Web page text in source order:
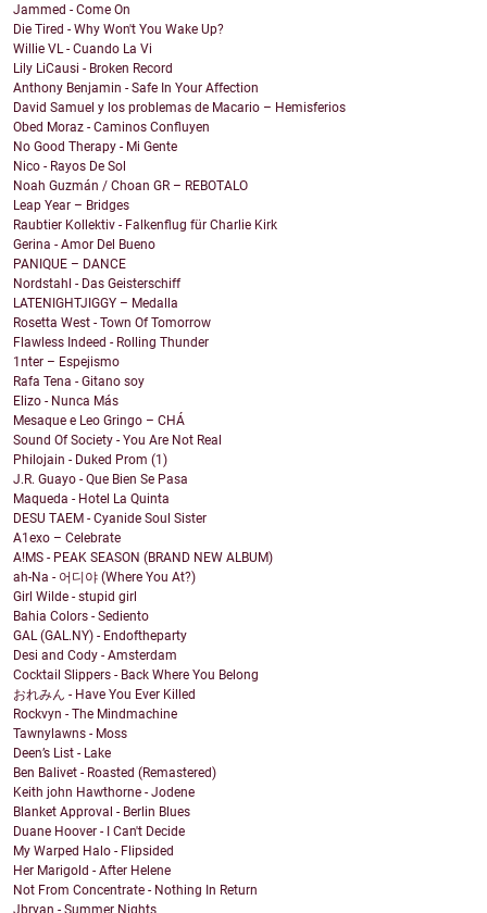
Jammed - Come On
Die Tired - Why Won't You Wake Up?
Willie VL - Cuando La Vi
Lily LiCausi - Broken Record
Anthony Benjamin - Safe In Your Affection
David Samuel y los problemas de Macario – Hemisferios
Obed Moraz - Caminos Confluyen
No Good Therapy - Mi Gente
Nico - Rayos De Sol
Noah Guzmán / Choan GR – REBOTALO
Leap Year – Bridges
Raubtier Kollektiv - Falkenflug für Charlie Kirk
Gerina - Amor Del Bueno
PANIQUE – DANCE
Nordstahl - Das Geisterschiff
LATENIGHTJIGGY – Medalla
Rosetta West - Town Of Tomorrow
Flawless Indeed - Rolling Thunder
1nter – Espejismo
Rafa Tena - Gitano soy
Elizo - Nunca Más
Mesaque e Leo Gringo – CHÁ
Sound Of Society - You Are Not Real
Philojain - Duked Prom (1)
J.R. Guayo - Que Bien Se Pasa
Maqueda - Hotel La Quinta
DESU TAEM - Cyanide Soul Sister
A1exo – Celebrate
A!MS - PEAK SEASON (BRAND NEW ALBUM)
ah-Na - 어디야 (Where You At?)
Girl Wilde - stupid girl
Bahia Colors - Sediento
GAL (GAL.NY) - Endoftheparty
Desi and Cody - Amsterdam
Cocktail Slippers - Back Where You Belong
おれみん - Have You Ever Killed
Rockvyn - The Mindmachine
Tawnylawns - Moss
Deen’s List - Lake
Ben Balivet - Roasted (Remastered)
Keith john Hawthorne - Jodene
Blanket Approval - Berlin Blues
Duane Hoover - I Can't Decide
My Warped Halo - Flipsided
Her Marigold - After Helene
Not From Concentrate - Nothing In Return
Jbryan - Summer Nights